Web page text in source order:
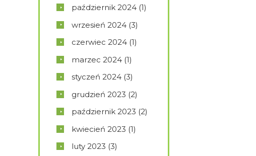
październik 2024 (1)
wrzesień 2024 (3)
czerwiec 2024 (1)
marzec 2024 (1)
styczeń 2024 (3)
grudzień 2023 (2)
październik 2023 (2)
kwiecień 2023 (1)
luty 2023 (3)